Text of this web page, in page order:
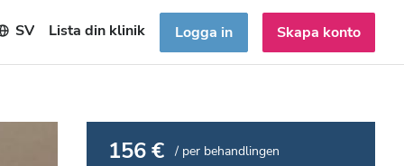
SV Lista din klinik Logga in Skapa konto
156 € / per behandlingen